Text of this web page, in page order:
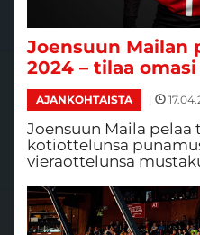
Joensuun Mailan
2024 – tilaa
AJANKOHTAISTA |
Joensuun Maila pelaa
kotiottelunsa
vieraottelunsa